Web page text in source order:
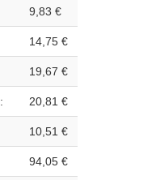
9,83 €
14,75 €
19,67 €
: 20,81 €
10,51 €
94,05 €